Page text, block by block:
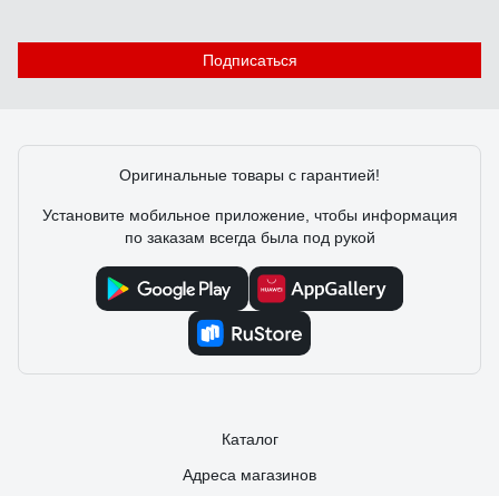
будет ее постоянно подливать, а также выковыривать
Подписаться
Оригинальные товары с гарантией!
Установите мобильное приложение, чтобы информация
по заказам всегда была под рукой
Каталог
Адреса магазинов